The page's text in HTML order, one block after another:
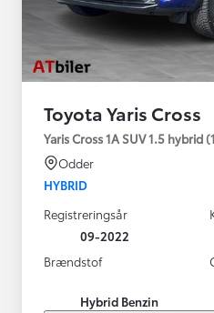
Toyota Yaris Cross
Yaris Cross 1A SUV 1.5 hybrid
Odder
HYBRID
Registreringsår
09-2022
Brændstof
Hybrid Benzin